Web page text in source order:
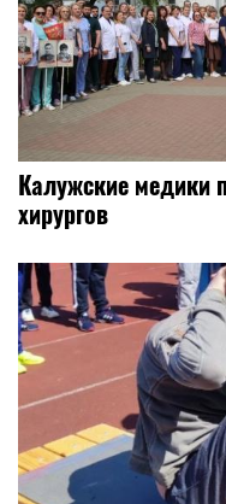
Калужские медики
хирургов